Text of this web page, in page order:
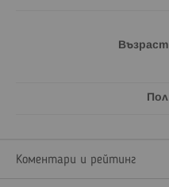
Възраст
Пол
Коментари и рейтинг